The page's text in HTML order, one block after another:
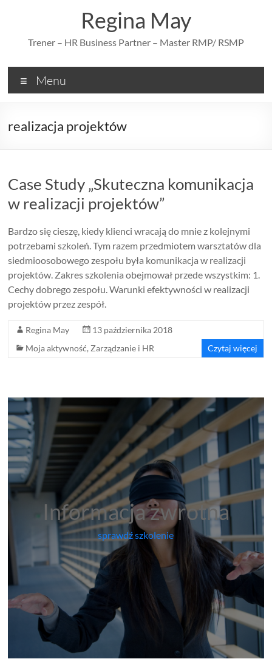
Regina May
Trener – HR Business Partner – Master RMP/ RSMP
Menu
realizacja projektów
Case Study „Skuteczna komunikacja
w realizacji projektów”
Bardzo się cieszę, kiedy klienci wracają do mnie z kolejnymi
potrzebami szkoleń. Tym razem przedmiotem warsztatów dla
siedmioosobowego zespołu była komunikacja w realizacji
projektów. Zakres szkolenia obejmował przede wszystkim: 1.
Cechy dobrego zespołu. Warunki efektywności w realizacji
projektów przez zespół.
Regina May
13 października 2018
Moja aktywność, Zarządzanie i HR Czytaj więcej
Informacja zwrotna
sprawdź szkolenie